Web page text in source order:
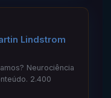
Lindstrom
Neurociência
2.400